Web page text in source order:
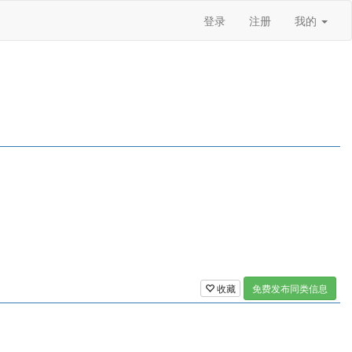
登录 注册 我的
收藏 免费发布同类信息